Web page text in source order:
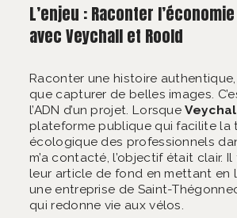
L’enjeu : Raconter
avec Veychall et Roold
Raconter une histoire authentique,
que capturer de belles images.
l’ADN d’un projet. Lorsque
plateforme publique qui facilite la
écologique des professionnels
m’a contacté, l’objectif était clair.
leur article de fond en mettant en
une entreprise de Saint-
qui redonne vie aux vélos.